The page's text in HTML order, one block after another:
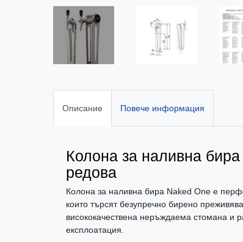
Описание Повече информация
Колона за наливна
редова
Колона за наливна бира Naked One е
които търсят безупречно бирено
висококачествена неръждаема стомана и
експлоатация.